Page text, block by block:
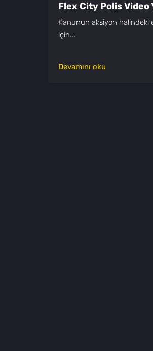
Flex City Polis Video
Kanunun aksiyon halindeki
için...
Devamını oku